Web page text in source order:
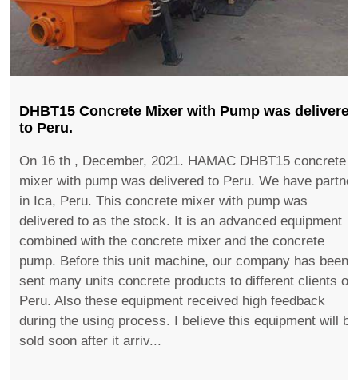
DHBT15 Concrete Mixer with Pump was delivered
to Peru.
On 16 th , December, 2021. HAMAC DHBT15 concrete
mixer with pump was delivered to Peru. We have partner
in Ica, Peru. This concrete mixer with pump was
delivered to as the stock. It is an advanced equipment
combined with the concrete mixer and the concrete
pump. Before this unit machine, our company has been
sent many units concrete products to different clients of
Peru. Also these equipment received high feedback
during the using process. I believe this equipment will be
sold soon after it arriv...